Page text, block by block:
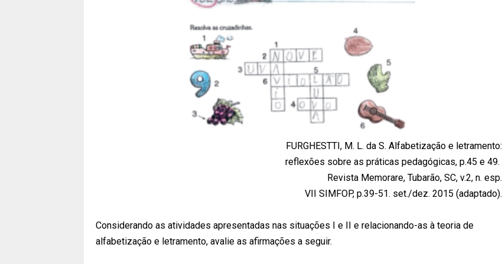
FURGHESTTI, M. L. da S. Alfabetização e letramento:
reflexões sobre as práticas pedagógicas, p.45 e 49.
Revista Memorare, Tubarão, SC, v.2, n. esp.
VII SIMFOP, p.39-51. set./dez. 2015 (adaptado).
Considerando as atividades apresentadas nas situações I e II e relacionando-as à teoria de
alfabetização e letramento, avalie as afirmações a seguir.